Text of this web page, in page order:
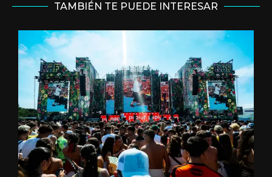
TAMBIÉN TE PUEDE INTERESAR